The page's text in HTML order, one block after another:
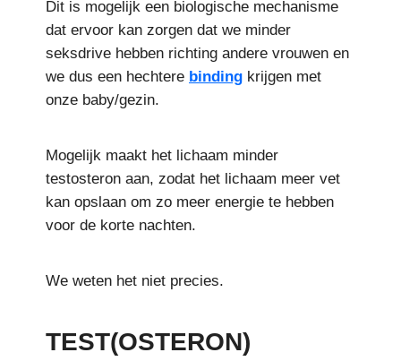
Dit is mogelijk een biologische mechanisme
dat ervoor kan zorgen dat we minder
seksdrive hebben richting andere vrouwen en
we dus een hechtere binding krijgen met
onze baby/gezin.
Mogelijk maakt het lichaam minder
testosteron aan, zodat het lichaam meer vet
kan opslaan om zo meer energie te hebben
voor de korte nachten.
We weten het niet precies.
TEST(OSTERON)